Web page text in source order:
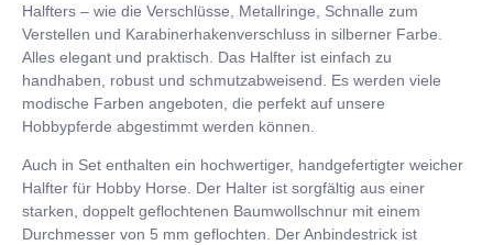
Halfters – wie die Verschlüsse, Metallringe, Schnalle zum
Verstellen und Karabinerhakenverschluss in silberner Farbe.
Alles elegant und praktisch. Das Halfter ist einfach zu
handhaben, robust und schmutzabweisend. Es werden viele
modische Farben angeboten, die perfekt auf unsere
Hobbypferde abgestimmt werden können.
Auch in Set enthalten ein hochwertiger, handgefertigter weicher
Halfter für Hobby Horse. Der Halter ist sorgfältig aus einer
starken, doppelt geflochtenen Baumwollschnur mit einem
Durchmesser von 5 mm geflochten. Der Anbindestrick ist